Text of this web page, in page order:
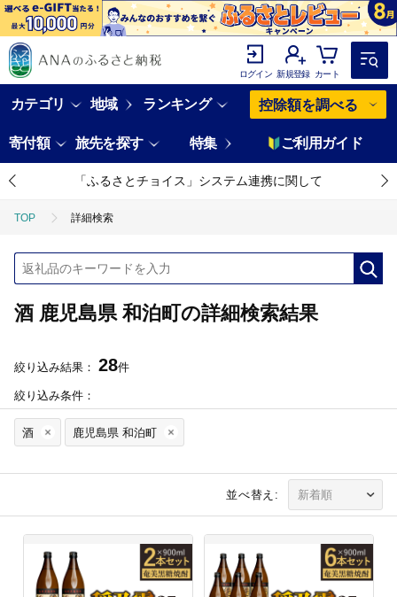
ログイン 新規登録 カート
カテゴリ 地域 ランキング 控除額を調べる
寄付額 旅先を探す 特集 ご利用ガイド
「ふるさとチョイス」システム連携に関して
TOP 詳細検索
酒 鹿児島県 和泊町の詳細検索結果
絞り込み結果： 28件
絞り込み条件：
酒 鹿児島県 和泊町
並べ替え: